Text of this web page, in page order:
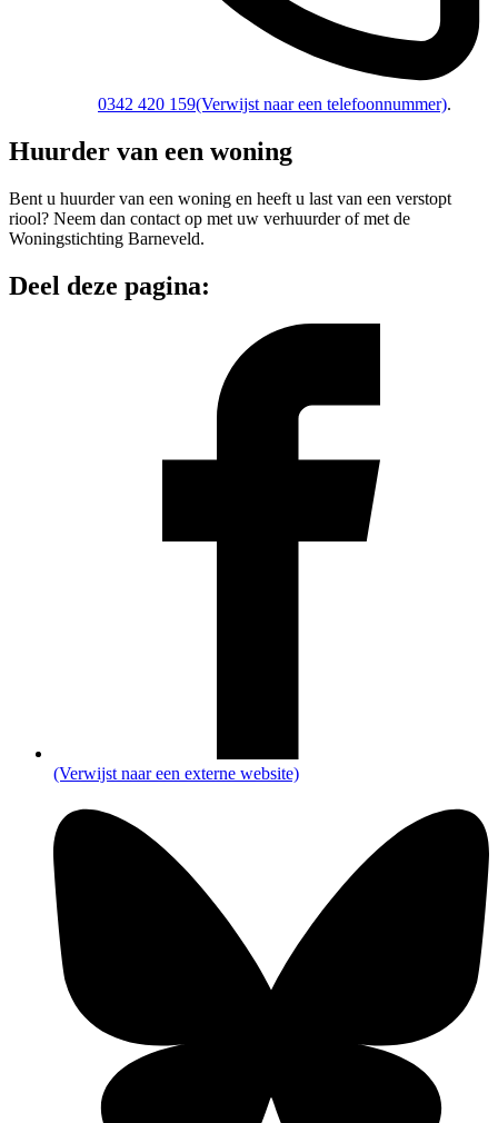
0342 420 159(Verwijst naar een telefoonnummer).
Huurder van een woning
Bent u huurder van een woning en heeft u last van een verstopt
riool? Neem dan contact op met uw verhuurder of met de
Woningstichting Barneveld.
Deel deze pagina:
(Verwijst naar een externe website)